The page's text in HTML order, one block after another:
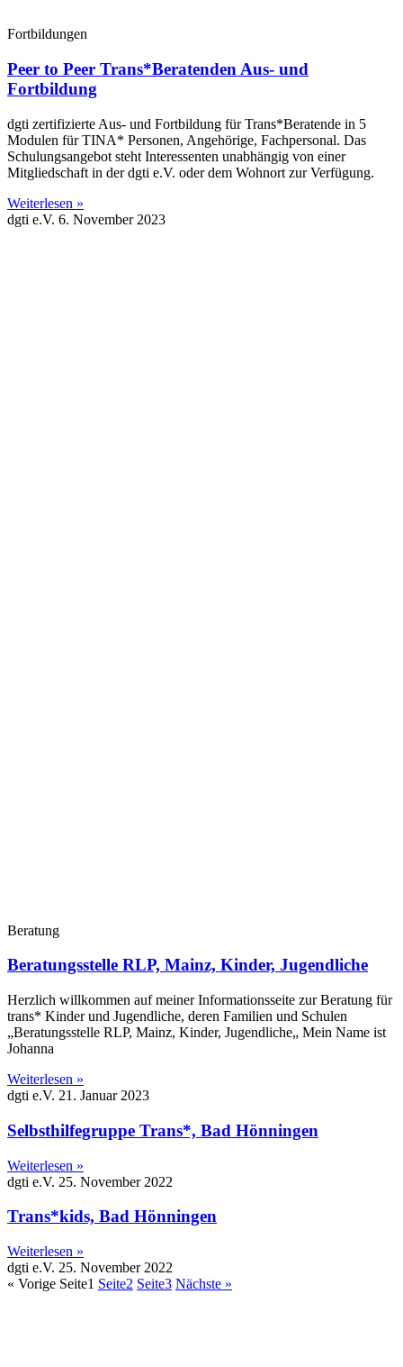
Fortbildungen
Peer to Peer Trans*Beratenden Aus- und
Fortbildung
dgti zertifizierte Aus- und Fortbildung für Trans*Beratende in 5
Modulen für TINA* Personen, Angehörige, Fachpersonal. Das
Schulungsangebot steht Interessenten unabhängig von einer
Mitgliedschaft in der dgti e.V. oder dem Wohnort zur Verfügung.
Weiterlesen »
dgti e.V. 6. November 2023
Beratung
Beratungsstelle RLP, Mainz, Kinder, Jugendliche
Herzlich willkommen auf meiner Informationsseite zur Beratung für
trans* Kinder und Jugendliche, deren Familien und Schulen
„Beratungsstelle RLP, Mainz, Kinder, Jugendliche„ Mein Name ist
Johanna
Weiterlesen »
dgti e.V. 21. Januar 2023
Selbsthilfegruppe Trans*, Bad Hönningen
Weiterlesen »
dgti e.V. 25. November 2022
Trans*kids, Bad Hönningen
Weiterlesen »
dgti e.V. 25. November 2022
« Vorige Seite1 Seite2 Seite3 Nächste »